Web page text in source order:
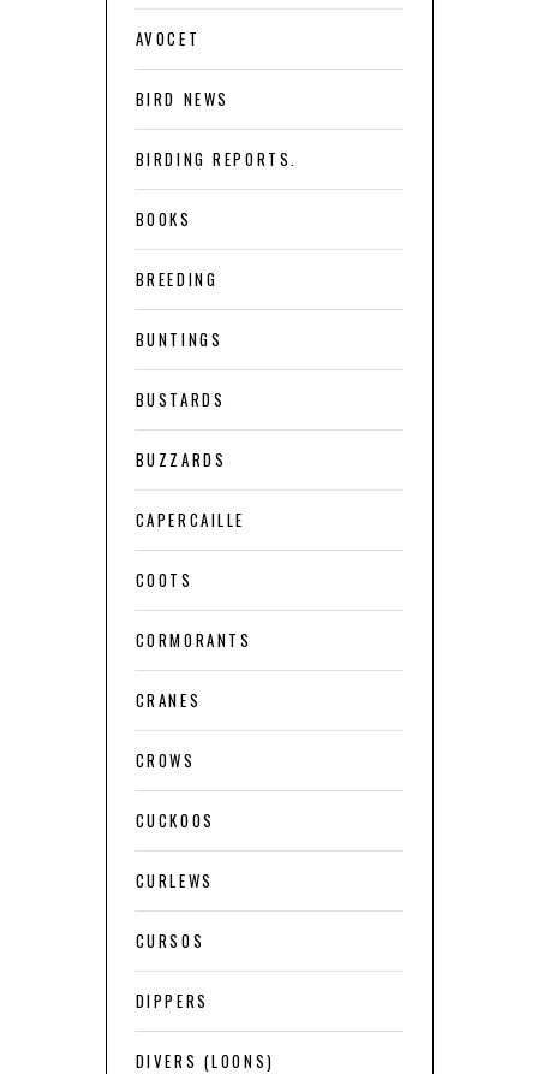
AVOCET
BIRD NEWS
BIRDING REPORTS.
BOOKS
BREEDING
BUNTINGS
BUSTARDS
BUZZARDS
CAPERCAILLE
COOTS
CORMORANTS
CRANES
CROWS
CUCKOOS
CURLEWS
CURSOS
DIPPERS
DIVERS (LOONS)